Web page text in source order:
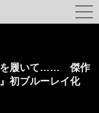
を履いて…… 傑作
初ブルーレイ化